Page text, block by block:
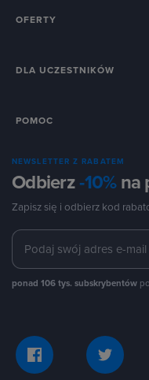
OFERTY
DLA UCZESTNIKÓW
POMOC
NEWSLETTER Z RABATEM
Odbierz-10%na
Zapisz się i odbierz kod
ponad 106 tys. subskrybentów